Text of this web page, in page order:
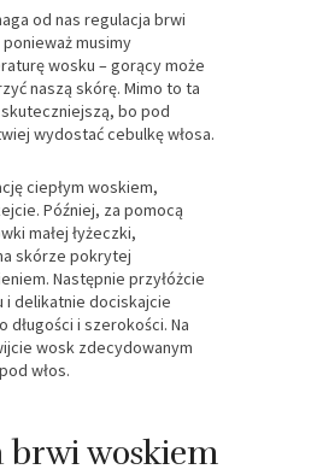
od nas regulacja brwi
musimy
wosku – gorący może
naszą skórę. Mimo to ta
bo pod
wydostać cebulkę włosa.
ciepłym woskiem,
Później, za pomocą
małej łyżeczki,
skórze pokrytej
Następnie przyłóżcie
delikatnie dociskajcie
długości i szerokości. Na
wosk zdecydowanym
włos.
brwi woskiem